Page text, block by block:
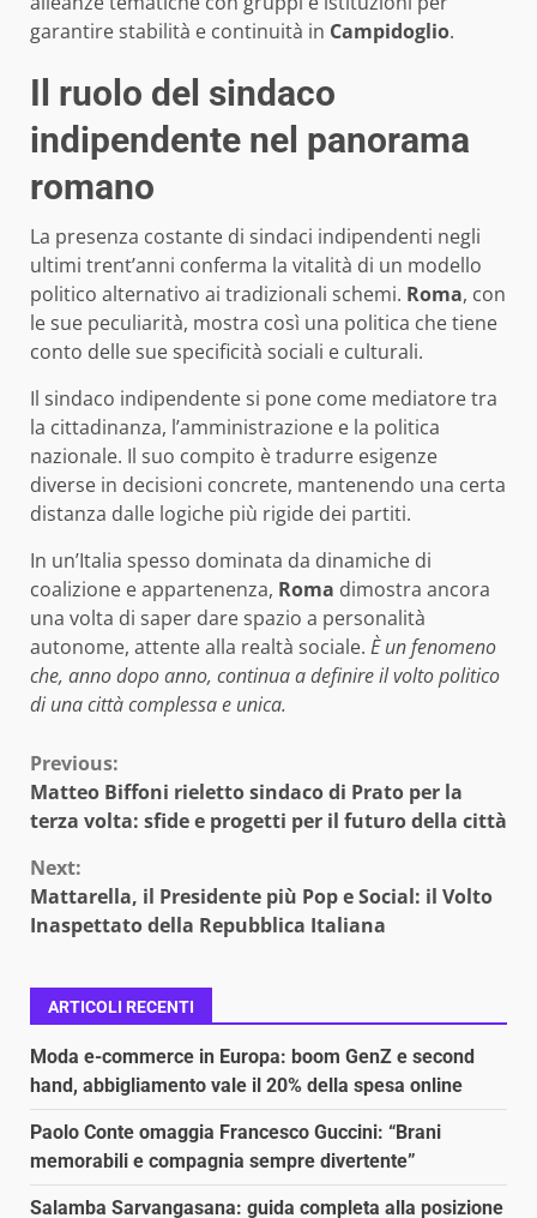
garantire stabilità e continuità in Campidoglio.
Il ruolo del sindaco
indipendente nel panorama
romano
La presenza costante di sindaci indipendenti negli
ultimi trent’anni conferma la vitalità di un modello
politico alternativo ai tradizionali schemi. Roma, con
le sue peculiarità, mostra così una politica che tiene
conto delle sue specificità sociali e culturali.
Il sindaco indipendente si pone come mediatore tra
la cittadinanza, l’amministrazione e la politica
nazionale. Il suo compito è tradurre esigenze
diverse in decisioni concrete, mantenendo una certa
distanza dalle logiche più rigide dei partiti.
In un’Italia spesso dominata da dinamiche di
coalizione e appartenenza, Roma dimostra ancora
una volta di saper dare spazio a personalità
autonome, attente alla realtà sociale. È un fenomeno
che, anno dopo anno, continua a definire il volto politico
di una città complessa e unica.
Continue
Reading
Previous:
Matteo Biffoni rieletto sindaco di Prato per la
terza volta: sfide e progetti per il futuro della città
Next:
Mattarella, il Presidente più Pop e Social: il Volto
Inaspettato della Repubblica Italiana
ARTICOLI RECENTI
Moda e-commerce in Europa: boom GenZ e second
hand, abbigliamento vale il 20% della spesa online
Paolo Conte omaggia Francesco Guccini: “Brani
memorabili e compagnia sempre divertente”
Salamba Sarvangasana: guida completa alla posizione